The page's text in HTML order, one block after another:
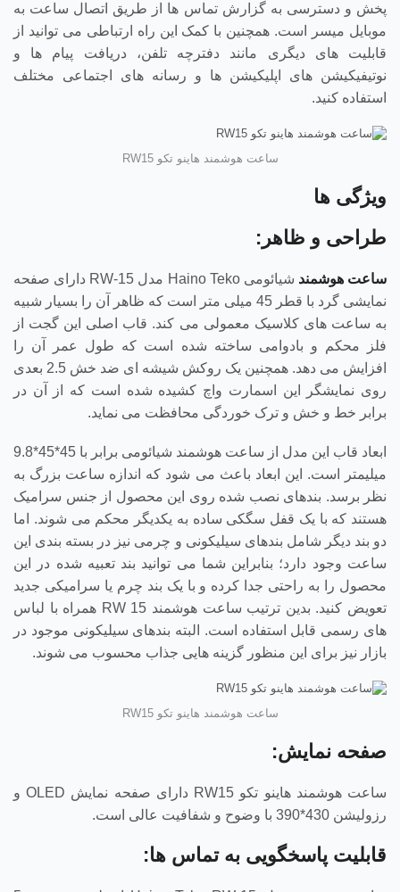
پخش و دسترسی به گزارش تماس ها از طریق اتصال ساعت به
موبایل میسر است. همچنین با کمک این راه ارتباطی می توانید از
قابلیت های دیگری مانند دفترچه تلفن، دریافت پیام ها و
نوتیفیکیشن های اپلیکیشن ها و رسانه های اجتماعی مختلف
استفاده کنید.
ساعت هوشمند هاینو تکو RW15
ویژگی ها
طراحی و ظاهر:
ساعت هوشمند
شیائومی Haino Teko مدل RW-15 دارای صفحه
نمایشی گرد با قطر 45 میلی متر است که ظاهر آن را بسیار شبیه
به ساعت های کلاسیک معمولی می کند. قاب اصلی این گجت از
فلز محکم و بادوامی ساخته شده است که طول عمر آن را
افزایش می دهد. همچنین یک روکش شیشه ای ضد خش 2.5 بعدی
روی نمایشگر این اسمارت واچ کشیده شده است که از آن در
برابر خط و خش و ترک خوردگی محافظت می نماید.
ابعاد قاب این مدل از ساعت هوشمند شیائومی برابر با 45*45*9.8
میلیمتر است. این ابعاد باعث می شود که اندازه ساعت بزرگ به
نظر برسد. بندهای نصب شده روی این محصول از جنس سرامیک
هستند که با یک قفل سگکی ساده به یکدیگر محکم می شوند. اما
دو بند دیگر شامل بندهای سیلیکونی و چرمی نیز در بسته بندی این
ساعت وجود دارد؛ بنابراین شما می توانید بند تعبیه شده در این
محصول را به راحتی جدا کرده و با یک بند چرم یا سرامیکی جدید
تعویض کنید. بدین ترتیب ساعت هوشمند RW 15 همراه با لباس
های رسمی قابل استفاده است. البته بندهای سیلیکونی موجود در
بازار نیز برای این منظور گزینه هایی جذاب محسوب می شوند.
ساعت هوشمند هاینو تکو RW15
صفحه نمایش:
ساعت هوشمند هاینو تکو RW15 دارای صفحه نمایش OLED و
رزولیشن 430*390 با وضوح و شفافیت عالی است.
قابلیت پاسخگویی به تماس ها: